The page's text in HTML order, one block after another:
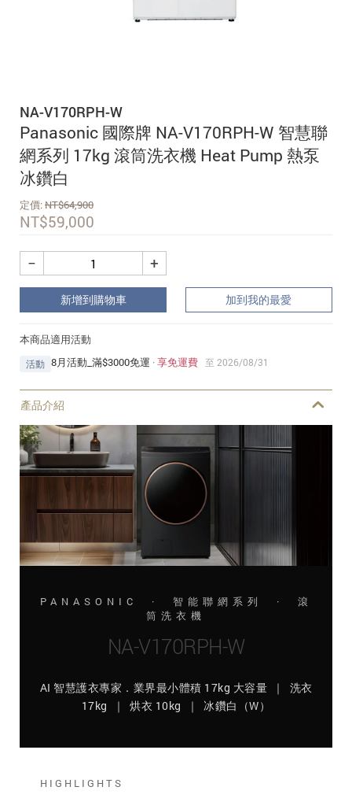
NA-V170RPH-W
Panasonic 國際牌 NA-V170RPH-W 智慧聯
網系列 17kg 滾筒洗衣機 Heat Pump 熱泵
冰鑽白
定價:NT$64,900
NT$59,000
+
−
新增到購物車 加到我的最愛
本商品適用活動
活動 8月活動_滿$3000免運 ·享免運費 至 2026/08/31
產品介紹
PANASONIC · 智能聯網系列 · 滾
筒洗衣機
NA-V170RPH-W
AI 智慧護衣專家．業界最小體積 17kg 大容量 ｜ 洗衣
17kg ｜ 烘衣 10kg ｜ 冰鑽白（W）
HIGHLIGHTS
加入 JARVIS VIP